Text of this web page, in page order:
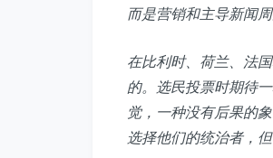
而是营销和主导新闻周
在比利时、荷兰、法
的。选民投票时期待
觉，一种没有后果的
选择他们的统治者，